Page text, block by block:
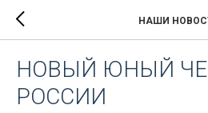
НАШИ
НОВЫЙ ЮНЫЙ
РОССИИ